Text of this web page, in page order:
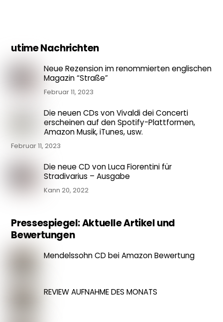
utime Nachrichten
Neue Rezension im renommierten englischen
Magazin “Straße”
Februar 11, 2023
Die neuen CDs von Vivaldi dei Concerti
erscheinen auf den Spotify-Plattformen,
Amazon Musik, iTunes, usw.
Februar 11, 2023
Die neue CD von Luca Fiorentini für
Stradivarius – Ausgabe
Kann 20, 2022
Pressespiegel: Aktuelle Artikel und
Bewertungen
Mendelssohn CD bei Amazon Bewertung
REVIEW AUFNAHME DES MONATS